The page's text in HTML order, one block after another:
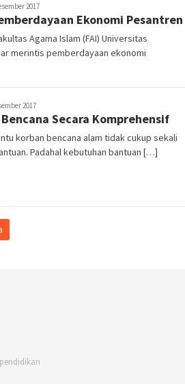
2017
Ekonomi Pesantren
Agama Islam (FAI) Universitas
merintis pemberdayaan ekonomi
2017
Secara Komprehensif
korban bencana alam tidak cukup sekali
Padahal kebutuhan bantuan […]